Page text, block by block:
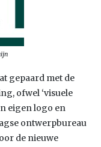
gepaard met de
ofwel ‘visuele
eigen logo en
ontwerpbureau
de nieuwe